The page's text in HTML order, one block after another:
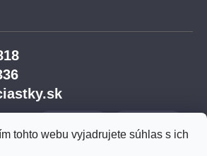
tohto webu vyjadrujete súhlas s ich